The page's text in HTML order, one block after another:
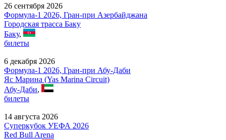
26 сентября 2026
Формула-1 2026, Гран-при Азербайджана
Городская трасса Баку
Баку,
билеты
6 декабря 2026
Формула-1 2026, Гран-при Абу-Даби
Яс Марина (Yas Marina Circuit)
Абу-Даби,
билеты
14 августа 2026
Суперкубок УЕФА 2026
Red Bull Arena